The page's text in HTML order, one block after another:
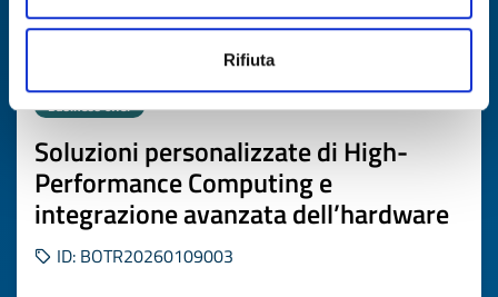
Rifiuta
Business offer
Soluzioni personalizzate di High-
Performance Computing e
integrazione avanzata dell’hardware
ID: BOTR20260109003